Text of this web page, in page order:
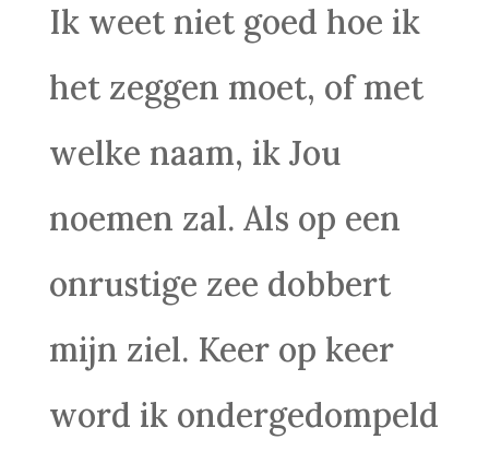
Ik weet niet goed hoe ik
het zeggen moet, of met
welke naam, ik Jou
noemen zal. Als op een
onrustige zee dobbert
mijn ziel. Keer op keer
word ik ondergedompeld